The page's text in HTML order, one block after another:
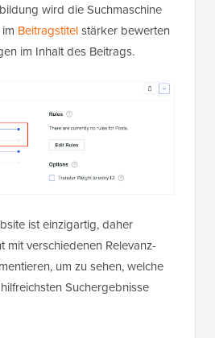
wird die Suchmaschine
Beitragstitelstärker bewerten
im Inhalt des Beitrags.
ist einzigartig, daher
mit verschiedenen Relevanz-
um zu sehen, welche
Suchergebnisse